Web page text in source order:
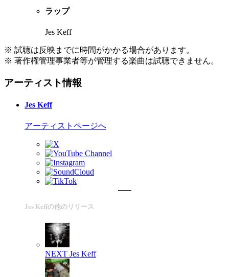
ラップ
Jes Keff
※ 試聴は反映までに時間がかかる場合があります。
※ 著作権管理事業者等が管理する楽曲は試聴できません。
アーティスト情報
Jes Keff
アーティストページへ
Jes Keffの他のリリース
NEXT Jes Keff